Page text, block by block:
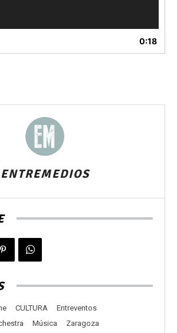
0:18
ENTREMEDIOS
CULTURA
Entreventos
Música Zaragoza